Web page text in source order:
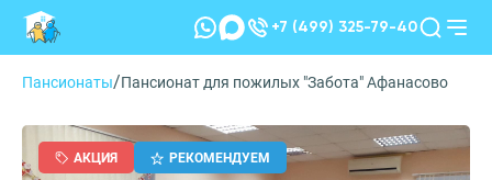
+7 (499) 325-79-40
Пансионаты/Пансионат для пожилых "Забота" Афанасово
АКЦИЯ РЕКОМЕНДУЕМ